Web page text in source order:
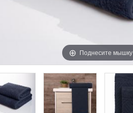
Поднесите мышку